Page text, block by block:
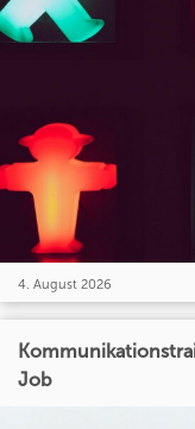
4. August 2026
Job